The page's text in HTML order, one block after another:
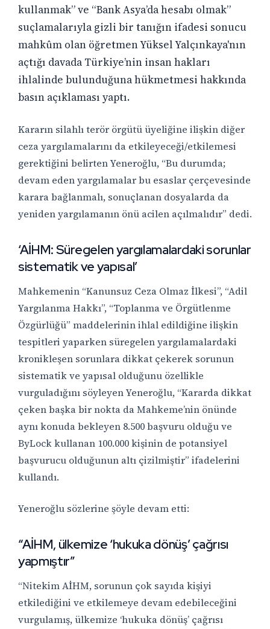
kullanmak” ve “Bank Asya’da hesabı olmak”
suçlamalarıyla gizli bir tanığın ifadesi sonucu
mahkûm olan öğretmen Yüksel Yalçınkaya'nın
açtığı davada Türkiye’nin insan hakları
ihlalinde bulunduğuna hükmetmesi hakkında
basın açıklaması yaptı.
Kararın silahlı terör örgütü üyeliğine ilişkin diğer
ceza yargılamalarını da etkileyeceği/etkilemesi
gerektiğini belirten Yeneroğlu, “Bu durumda;
devam eden yargılamalar bu esaslar çerçevesinde
karara bağlanmalı, sonuçlanan dosyalarda da
yeniden yargılamanın önü acilen açılmalıdır” dedi.
‘AİHM: Süregelen yargılamalardaki sorunlar
sistematik ve yapısal’
Mahkemenin “Kanunsuz Ceza Olmaz İlkesi”, “Adil
Yargılanma Hakkı”, “Toplanma ve Örgütlenme
Özgürlüğü” maddelerinin ihlal edildiğine ilişkin
tespitleri yaparken süregelen yargılamalardaki
kronikleşen sorunlara dikkat çekerek sorunun
sistematik ve yapısal olduğunu özellikle
vurguladığını söyleyen Yeneroğlu, “Kararda dikkat
çeken başka bir nokta da Mahkeme’nin önünde
aynı konuda bekleyen 8.500 başvuru olduğu ve
ByLock kullanan 100.000 kişinin de potansiyel
başvurucu olduğunun altı çizilmiştir” ifadelerini
kullandı.
Yeneroğlu sözlerine şöyle devam etti:
“AİHM, ülkemize ‘hukuka dönüş’ çağrısı
yapmıştır”
“Nitekim AİHM, sorunun çok sayıda kişiyi
etkilediğini ve etkilemeye devam edebileceğini
vurgulamış, ülkemize ‘hukuka dönüş’ çağrısı